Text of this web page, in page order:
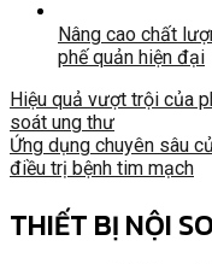
Nâng cao chất
phế quản hiện đại
Hiệu quả vượt trội của
soát ung thư
Ứng dụng chuyên sâu
điều trị bệnh tim mạch
THIẾT BỊ NỘI